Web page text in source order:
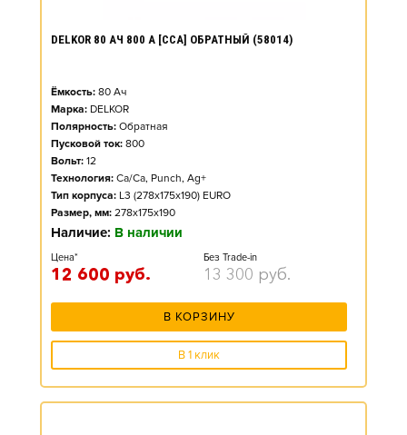
DELKOR 80 АЧ 800 А [CCA] ОБРАТНЫЙ (58014)
Ёмкость: 80 Ач
Марка: DELKOR
Полярность: Обратная
Пусковой ток: 800
Вольт: 12
Технология: Ca/Ca, Punch, Ag+
Тип корпуса: L3 (278x175x190) EURO
Размер, мм: 278x175x190
Наличие: В наличии
Цена*
12 600 руб.
Без Trade-in
13 300 руб.
В КОРЗИНУ
В 1 клик